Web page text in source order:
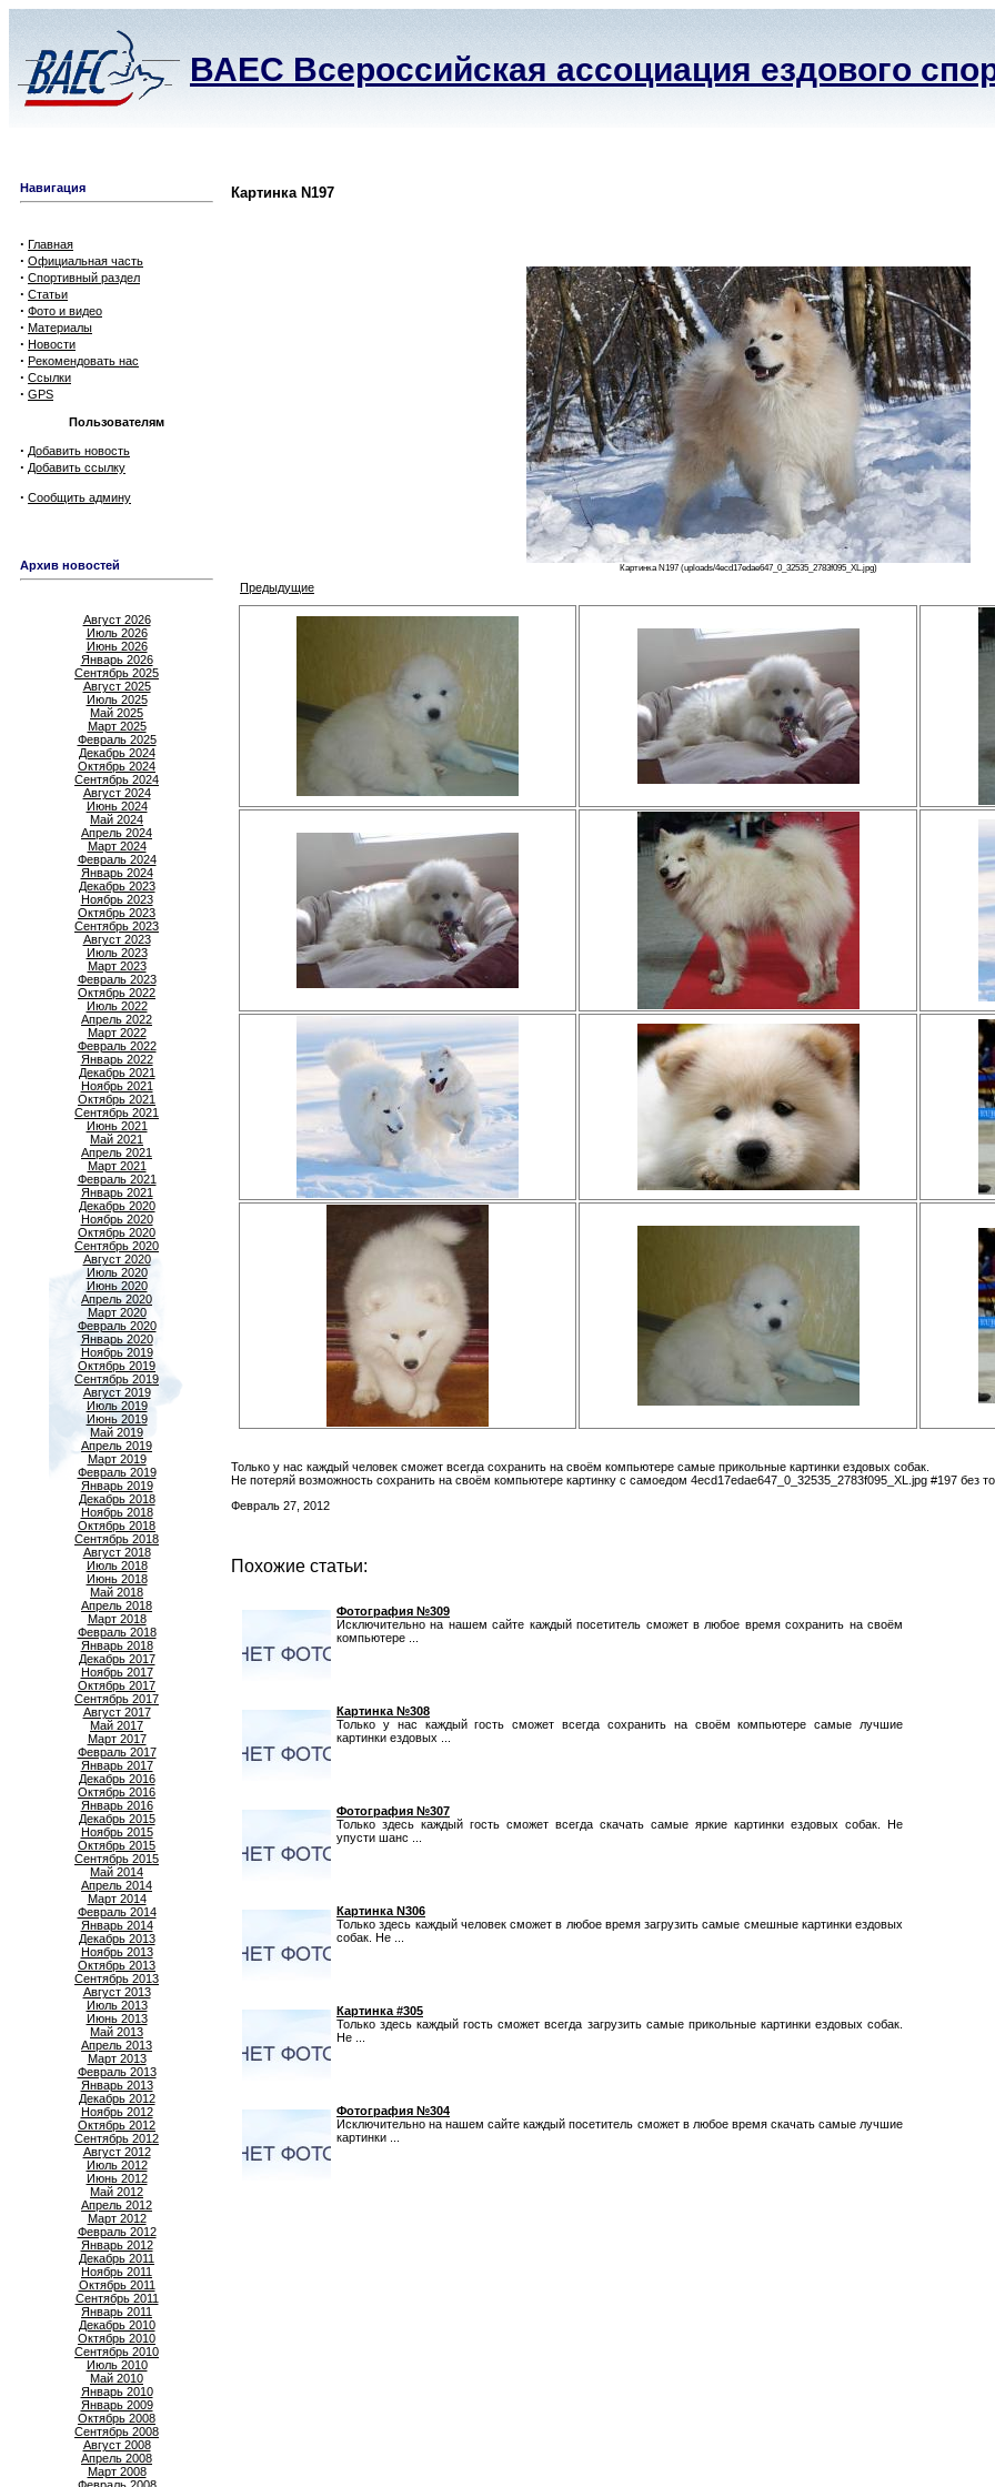
ВАЕС Всероссийская ассоциация ездового
Навигация
· Главная
· Официальная часть
· Спортивный раздел
· Статьи
· Фото и видео
· Материалы
· Новости
· Рекомендовать нас
· Ссылки
· GPS
Пользователям
· Добавить новость
· Добавить ссылку
· Сообщить админу
Архив новостей
Август 2026
Июль 2026
Июнь 2026
Январь 2026
Сентябрь 2025
Август 2025
Июль 2025
Май 2025
Март 2025
Февраль 2025
Декабрь 2024
Октябрь 2024
Сентябрь 2024
Август 2024
Июнь 2024
Май 2024
Апрель 2024
Март 2024
Февраль 2024
Январь 2024
Декабрь 2023
Ноябрь 2023
Октябрь 2023
Сентябрь 2023
Август 2023
Июль 2023
Март 2023
Февраль 2023
Октябрь 2022
Июль 2022
Апрель 2022
Март 2022
Февраль 2022
Январь 2022
Декабрь 2021
Ноябрь 2021
Октябрь 2021
Сентябрь 2021
Июнь 2021
Май 2021
Апрель 2021
Март 2021
Февраль 2021
Январь 2021
Декабрь 2020
Ноябрь 2020
Октябрь 2020
Сентябрь 2020
Август 2020
Июль 2020
Июнь 2020
Апрель 2020
Март 2020
Февраль 2020
Январь 2020
Ноябрь 2019
Октябрь 2019
Сентябрь 2019
Август 2019
Июль 2019
Июнь 2019
Май 2019
Апрель 2019
Март 2019
Февраль 2019
Январь 2019
Декабрь 2018
Ноябрь 2018
Октябрь 2018
Сентябрь 2018
Август 2018
Июль 2018
Июнь 2018
Май 2018
Апрель 2018
Март 2018
Февраль 2018
Январь 2018
Декабрь 2017
Ноябрь 2017
Октябрь 2017
Сентябрь 2017
Август 2017
Май 2017
Март 2017
Февраль 2017
Январь 2017
Декабрь 2016
Октябрь 2016
Январь 2016
Декабрь 2015
Ноябрь 2015
Октябрь 2015
Сентябрь 2015
Май 2014
Апрель 2014
Март 2014
Февраль 2014
Январь 2014
Декабрь 2013
Ноябрь 2013
Октябрь 2013
Сентябрь 2013
Август 2013
Июль 2013
Июнь 2013
Май 2013
Апрель 2013
Март 2013
Февраль 2013
Январь 2013
Декабрь 2012
Ноябрь 2012
Октябрь 2012
Сентябрь 2012
Август 2012
Июль 2012
Июнь 2012
Май 2012
Апрель 2012
Март 2012
Февраль 2012
Январь 2012
Декабрь 2011
Ноябрь 2011
Октябрь 2011
Сентябрь 2011
Январь 2011
Декабрь 2010
Октябрь 2010
Сентябрь 2010
Июль 2010
Май 2010
Январь 2010
Январь 2009
Октябрь 2008
Сентябрь 2008
Август 2008
Апрель 2008
Март 2008
Картинка N197
Картинка N197 (uploads/4ecd17edae647_0_32535_2783f095_XL.jpg)
Предыдущие
Только у нас каждый человек сможет всегда сохранить на своём компьютере самые прикольные картинки ездовых собак.
Не потеряй возможность сохранить на своём компьютере картинку с самоедом 4ecd17edae647_0_32535_2783f095_XL.jpg #197 без
Февраль 27, 2012
Похожие статьи:
Фотография №309
Исключительно на нашем сайте каждый посетитель сможет в любое время сохранить на своём
компьютере ...
Картинка №308
Только у нас каждый гость сможет всегда сохранить на своём компьютере самые лучшие
картинки ездовых ...
Фотография №307
Только здесь каждый гость сможет всегда скачать самые яркие картинки ездовых собак. Не
упусти шанс ...
Картинка N306
Только здесь каждый человек сможет в любое время загрузить самые смешные картинки ездовых
собак. Не ...
Картинка #305
Только здесь каждый гость сможет всегда загрузить самые прикольные картинки ездовых собак.
Не ...
Фотография №304
Исключительно на нашем сайте каждый посетитель сможет в любое время скачать самые лучшие
картинки ...